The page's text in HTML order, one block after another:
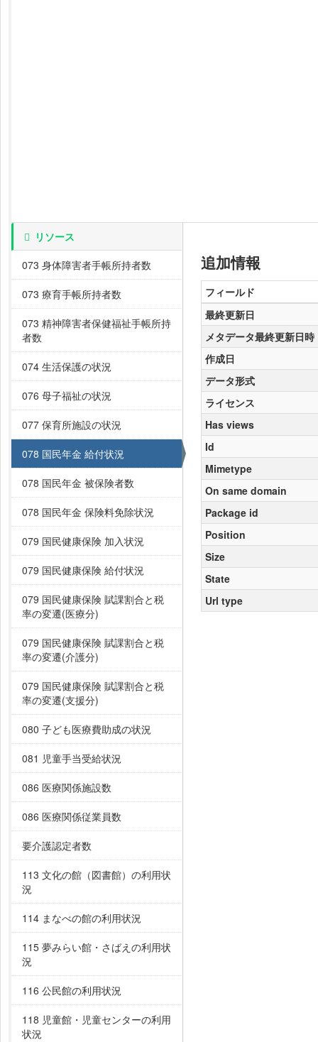
リソース
073 身体障害者手帳所持者数
073 療育手帳所持者数
073 精神障害者保健福祉手帳所持
者数
074 生活保護の状況
076 母子福祉の状況
077 保育所施設の状況
078 国民年金 給付状況
078 国民年金 被保険者数
078 国民年金 保険料免除状況
079 国民健康保険 加入状況
079 国民健康保険 給付状況
079 国民健康保険 賦課割合と税
率の変遷(医療分)
079 国民健康保険 賦課割合と税
率の変遷(介護分)
079 国民健康保険 賦課割合と税
率の変遷(支援分)
080 子ども医療費助成の状況
081 児童手当受給状況
086 医療関係施設数
086 医療関係従業員数
要介護認定者数
113 文化の館（図書館）の利用状
況
114 まなべの館の利用状況
115 夢みらい館・さばえの利用状
況
116 公民館の利用状況
118 児童館・児童センターの利用
状況
追加情報
フィールド
最終更新日
メタデータ最終更新日時
作成日
データ形式
ライセンス
Has views
Id
Mimetype
On same domain
Package id
Position
Size
State
Url type